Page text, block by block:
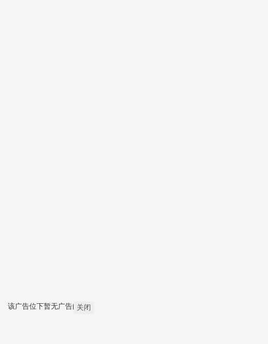
关闭
该广告位下暂无广告内容